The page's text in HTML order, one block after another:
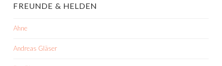
FREUNDE & HELDEN
Ahne
Andreas Gläser